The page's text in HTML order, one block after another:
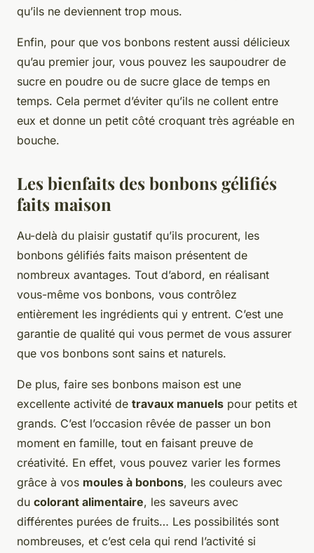
qu’ils ne deviennent trop mous.
Enfin, pour que vos bonbons restent aussi délicieux
qu’au premier jour, vous pouvez les saupoudrer de
sucre en poudre ou de sucre glace de temps en
temps. Cela permet d’éviter qu’ils ne collent entre
eux et donne un petit côté croquant très agréable en
bouche.
Les bienfaits des bonbons gélifiés
faits maison
Au-delà du plaisir gustatif qu’ils procurent, les
bonbons gélifiés faits maison présentent de
nombreux avantages. Tout d’abord, en réalisant
vous-même vos bonbons, vous contrôlez
entièrement les ingrédients qui y entrent. C’est une
garantie de qualité qui vous permet de vous assurer
que vos bonbons sont sains et naturels.
De plus, faire ses bonbons maison est une
excellente activité de travaux manuels pour petits et
grands. C’est l’occasion rêvée de passer un bon
moment en famille, tout en faisant preuve de
créativité. En effet, vous pouvez varier les formes
grâce à vos moules à bonbons, les couleurs avec
du colorant alimentaire, les saveurs avec
différentes purées de fruits… Les possibilités sont
nombreuses, et c’est cela qui rend l’activité si